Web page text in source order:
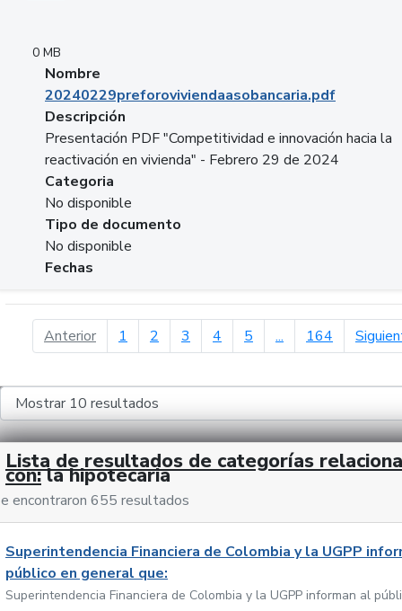
0 MB
Nombre
20240229preforoviviendaasobancaria.pdf
Descripción
Presentación PDF "Competitividad e innovación hacia la
reactivación en vivienda" - Febrero 29 de 2024
Categoria
No disponible
Tipo de documento
No disponible
Fechas
Anteriorpágina anterior
1 2 3 4 5 ... 164
Lista de resultados de categorías
con: la hipotecaria
encontraron 655 resultados
Superintendencia Financiera de Colombia y la UGPP
público en general que:
Superintendencia Financiera de Colombia y la UGPP informan al